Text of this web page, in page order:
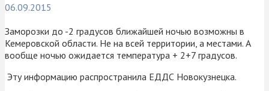
06.09.2015
Заморозки до -2 градусов ближайшей ночью возможны в
Кемеровской области. Не на всей территории, а местами. А
вообще ночью ожидается температура + 2+7 градусов.
Эту информацию распространила ЕДДС Новокузнецка.